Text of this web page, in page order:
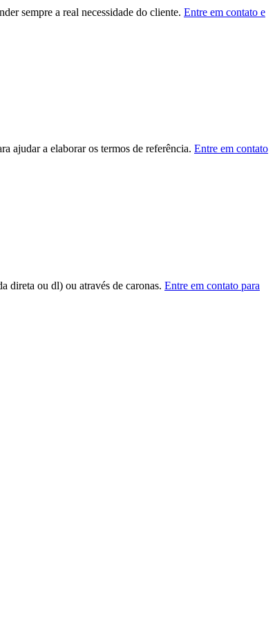
sempre a real necessidade do cliente. Entre em contato e
ajudar a elaborar os termos de referência. Entre em contato
direta ou dl) ou através de caronas. Entre em contato para